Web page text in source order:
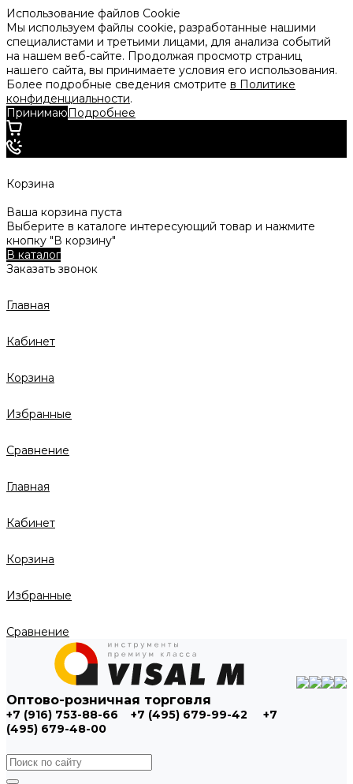
Использование файлов Cookie
Мы используем файлы cookie, разработанные нашими
специалистами и третьими лицами, для анализа событий
на нашем веб-сайте. Продолжая просмотр страниц
нашего сайта, вы принимаете условия его использования.
Более подробные сведения смотрите в Политике
конфиденциальности.
ПринимаюПодробнее
Корзина
Ваша корзина пуста
Выберите в каталоге интересующий товар и нажмите
кнопку "В корзину"
В каталог
Заказать звонок
Главная
Кабинет
Корзина
Избранные
Сравнение
Главная
Кабинет
Корзина
Избранные
Сравнение
Оптово-розничная торговля
+7 (916) 753-88-66 +7 (495) 679-99-42
+7
(495) 679-48-00